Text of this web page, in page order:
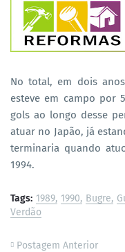
No total, em dois
esteve em campo por
gols ao longo desse
atuar no Japão, já
terminaria quando
1994.
Tags: 1989 1990 Bugre
Verdão
Postagem Anterior